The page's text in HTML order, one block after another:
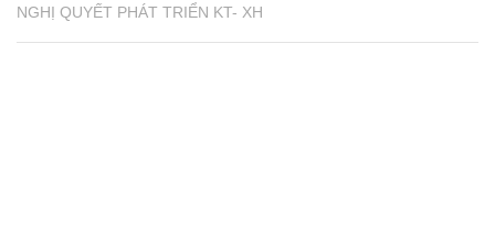
NGHỊ QUYẾT PHÁT TRIỂN KT- XH